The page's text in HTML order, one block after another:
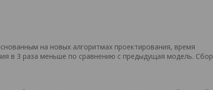
на новых алгоритмах проектирования, время
в 3 раза меньше по сравнению с предыдущая модель. Сбор